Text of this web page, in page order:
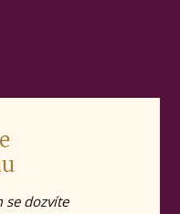
se dozvíte